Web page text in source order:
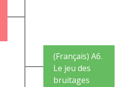
(Français) A6.
Le jeu des
bruitages